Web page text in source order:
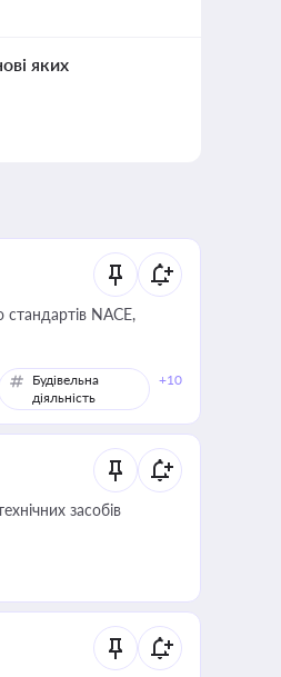
яких
стандартів NACE,
Будівельна
діяльність
+10
засобів